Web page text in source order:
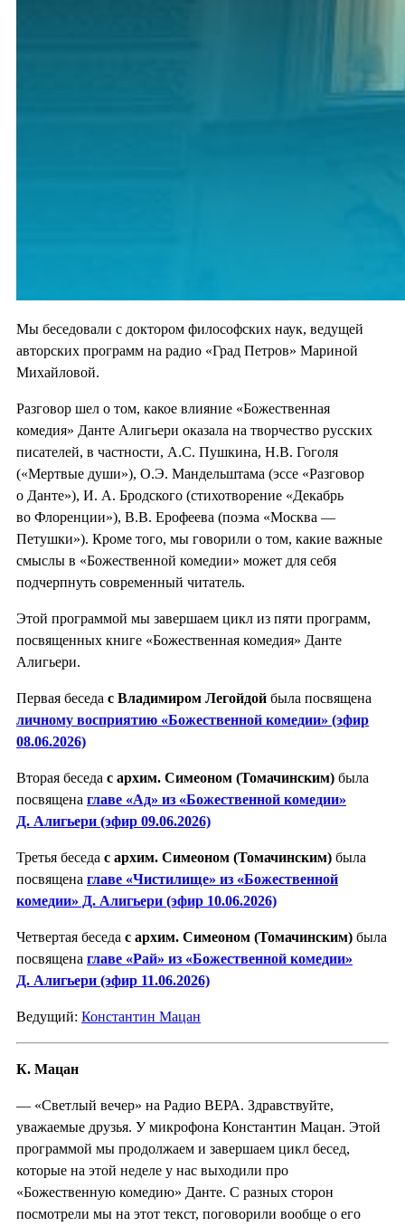
Мы беседовали с доктором философских наук, ведущей
авторских программ на радио «Град Петров» Мариной
Михайловой.
Разговор шел о том, какое влияние «Божественная
комедия» Данте Алигьери оказала на творчество русских
писателей, в частности, А.С. Пушкина, Н.В. Гоголя
(«Мертвые души»), О.Э. Мандельштама (эссе «Разговор
о Данте»), И. А. Бродского (стихотворение «Декабрь
во Флоренции»), В.В. Ерофеева (поэма «Москва —
Петушки»). Кроме того, мы говорили о том, какие важные
смыслы в «Божественной комедии» может для себя
подчерпнуть современный читатель.
Этой программой мы завершаем цикл из пяти программ,
посвященных книге «Божественная комедия» Данте
Алигьери.
Первая беседа с Владимиром Легойдой была посвящена
личному восприятию «Божественной комедии» (эфир
08.06.2026)
Вторая беседа с архим. Симеоном (Томачинским) была
посвящена главе «Ад» из «Божественной комедии»
Д. Алигьери (эфир 09.06.2026)
Третья беседа с архим. Симеоном (Томачинским) была
посвящена главе «Чистилище» из «Божественной
комедии» Д. Алигьери (эфир 10.06.2026)
Четвертая беседа с архим. Симеоном (Томачинским) была
посвящена главе «Рай» из «Божественной комедии»
Д. Алигьери (эфир 11.06.2026)
Ведущий: Константин Мацан
К. Мацан
— «Светлый вечер» на Радио ВЕРА. Здравствуйте,
уважаемые друзья. У микрофона Константин Мацан. Этой
программой мы продолжаем и завершаем цикл бесед,
которые на этой неделе у нас выходили про
«Божественную комедию» Данте. С разных сторон
посмотрели мы на этот текст, поговорили вообще о его